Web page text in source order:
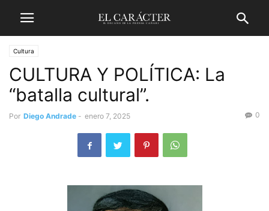
Cultura
CULTURA Y POLÍTICA: La
“batalla cultural”.
Por Diego Andrade - enero 7, 2025 0